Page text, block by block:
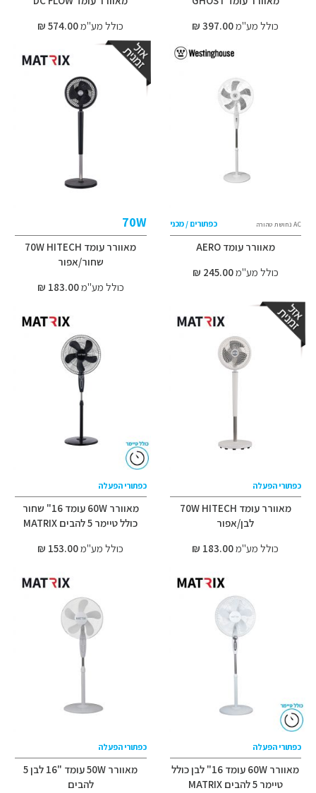
כולל מע"מ397.00 ₪
כולל מע"מ574.00 ₪
AC נחושת טהורה כפתורים / מכני
מאוורר עומד AERO
כולל מע"מ245.00 ₪
70W
מאוורר עומד 70W HITECH
שחור/אפור
כולל מע"מ183.00 ₪
כפתורי הפעלה
מאוורר עומד 70W HITECH
לבן/אפור
כולל מע"מ183.00 ₪
כפתורי הפעלה
מאוורר 60W עומד 16" שחור
כולל טיימר 5 להבים MATRIX
כולל מע"מ153.00 ₪
כפתורי הפעלה
מאוורר 60W עומד 16" לבן כולל
טיימר 5 להבים MATRIX
כפתורי הפעלה
מאוורר 50W עומד "16 לבן 5
להבים